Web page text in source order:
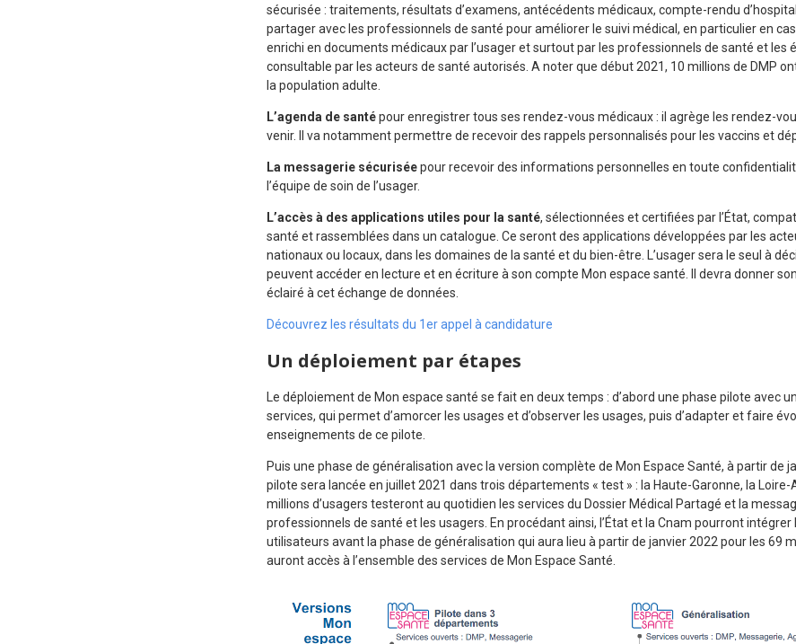
sécurisée : traitements, résultats d’examens, antécédents médicaux, compte-rendu
partager avec les professionnels de santé pour améliorer le suivi médical, en particulier en cas
enrichi en documents médicaux par l’usager et surtout par les professionnels de santé et les
consultable par les acteurs de santé autorisés. A noter que début 2021, 10 millions de DMP
la population adulte.
L’agenda de santépour enregistrer tous ses rendez-vous médicaux : il agrège les rendez-
venir. Il va notamment permettre de recevoir des rappels personnalisés pour les vaccins et
La messagerie sécuriséepour recevoir des informations personnelles en toute
l’équipe de soin de l’usager.
L’accès à des applications utiles pour la santé, sélectionnées et certifiées par l’État,
santé et rassemblées dans un catalogue. Ce seront des applications développées par les
nationaux ou locaux, dans les domaines de la santé et du bien-être. L’usager sera le seul à
peuvent accéder en lecture et en écriture à son compte Mon espace santé. Il devra donner
éclairé à cet échange de données.
Découvrez les résultats du 1er appel à candidature
Un déploiement par étapes
Le déploiement de Mon espace santé se fait en deux temps : d’abord une phase pilote avec
services, qui permet d’amorcer les usages et d’observer les usages, puis d’adapter et faire
enseignements de ce pilote.
Puis une phase de généralisation avec la version complète de Mon Espace Santé, à partir de
pilote sera lancée en juillet 2021 dans trois départements « test » : la Haute-Garonne, la
millions d’usagers testeront au quotidien les services du Dossier Médical Partagé et la
professionnels de santé et les usagers. En procédant ainsi, l’État et la Cnam pourront intégrer
utilisateurs avant la phase de généralisation qui aura lieu à partir de janvier 2022 pour les 69
auront accès à l’ensemble des services de Mon Espace Santé.